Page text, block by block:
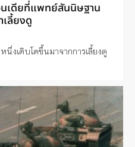
นเดียที่แพทย์สันนิษฐาน
เลี้ยงดู
งเติบโตขึ้นมาจากการเลี้ยงดู